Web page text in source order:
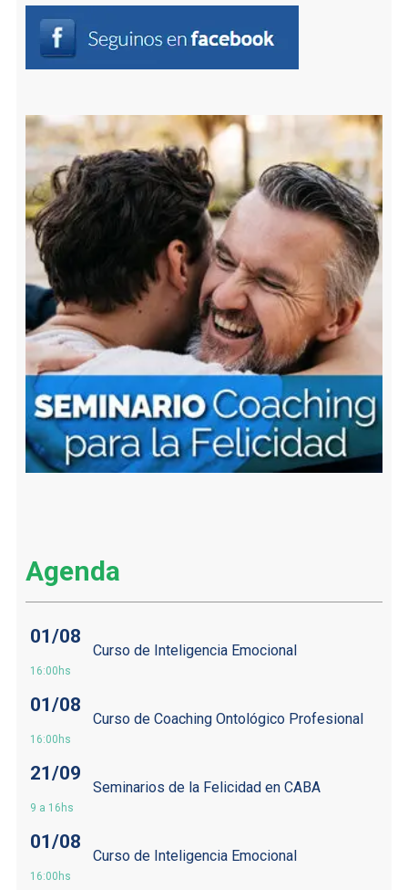
Agenda
01/08
16:00hs
Curso de Inteligencia Emocional
01/08
16:00hs
Curso de Coaching Ontológico Profesional
21/09
9 a 16hs
Seminarios de la Felicidad en CABA
01/08
16:00hs
Curso de Inteligencia Emocional